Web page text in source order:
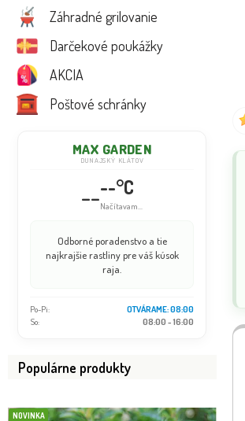
Záhradné grilovanie
Darčekové poukážky
AKCIA
Poštové schránky
MAX GARDEN
DUNAJSKÝ KLÁTOV
----°C
Načítavam...
Odborné poradenstvo a tie
najkrajšie rastliny pre váš kúsok
raja.
Po-Pi:
OTVÁRAME: 08:00
So:
08:00 - 16:00
Populárne produkty
NOVINKA